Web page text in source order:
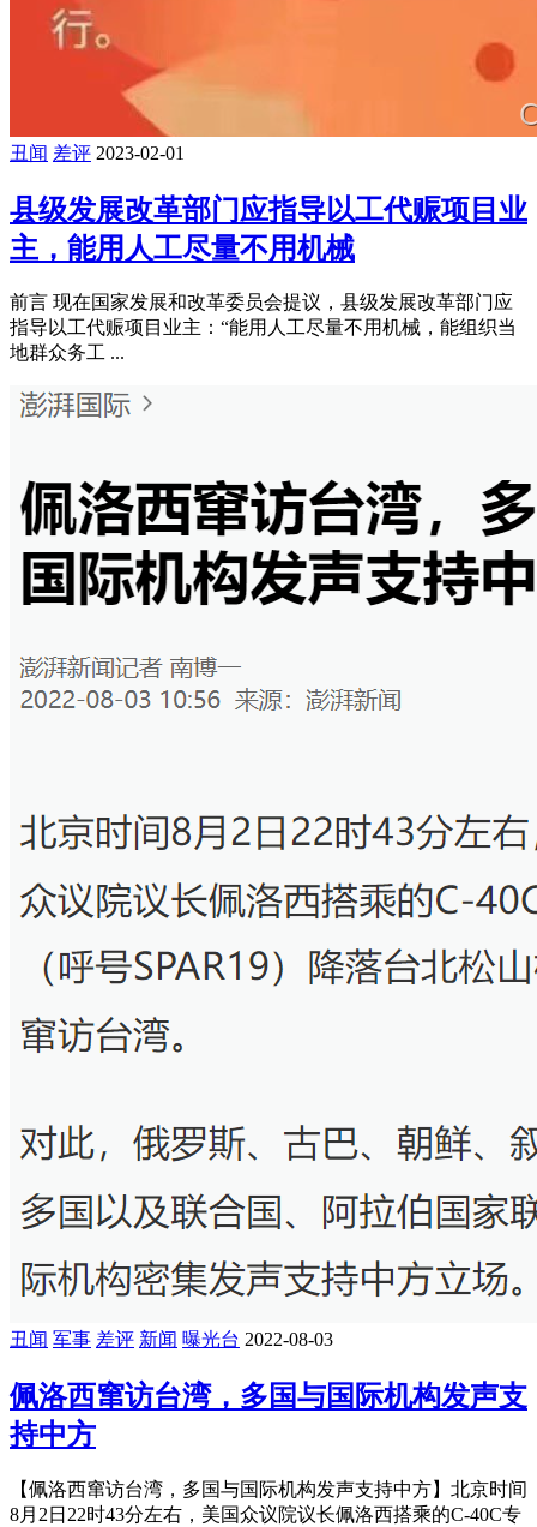
丑闻 差评 2023-02-01
县级发展改革部门应指导以工代赈项目业
主，能用人工尽量不用机械
前言 现在国家发展和改革委员会提议，县级发展改革部门应
指导以工代赈项目业主：“能用人工尽量不用机械，能组织当
地群众务工 ...
丑闻 军事 差评 新闻 曝光台 2022-08-03
佩洛西窜访台湾，多国与国际机构发声支
持中方
【佩洛西窜访台湾，多国与国际机构发声支持中方】北京时间
8月2日22时43分左右，美国众议院议长佩洛西搭乘的C-40C专